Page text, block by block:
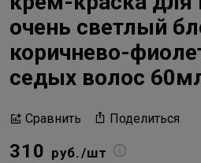
очень светлый
коричнево-
седых волос
Сравнить Поделиться
310 руб./шт